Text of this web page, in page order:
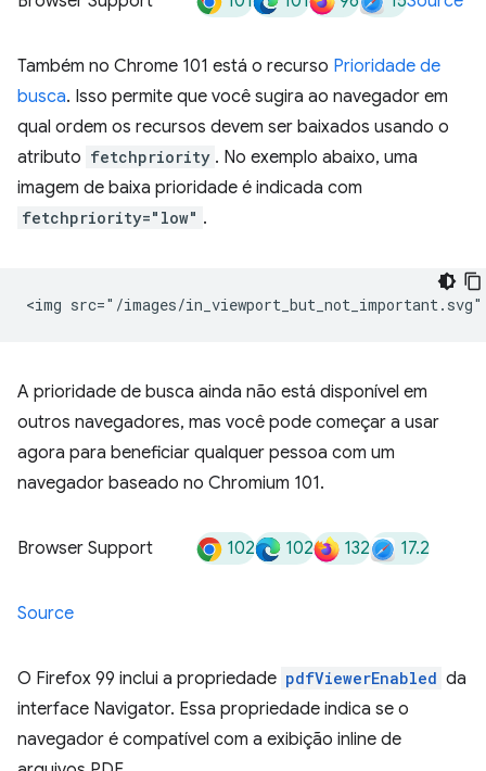
Também no Chrome 101 está o recurso Prioridade de
busca. Isso permite que você sugira ao navegador em
qual ordem os recursos devem ser baixados usando o
atributo fetchpriority . No exemplo abaixo, uma
imagem de baixa prioridade é indicada com
fetchpriority="low" .
A prioridade de busca ainda não está disponível em
outros navegadores, mas você pode começar a usar
agora para beneficiar qualquer pessoa com um
navegador baseado no Chromium 101.
Browser Support 102 102 132 17.2
Source
O Firefox 99 inclui a propriedade pdfViewerEnabled da
interface Navigator. Essa propriedade indica se o
navegador é compatível com a exibição inline de